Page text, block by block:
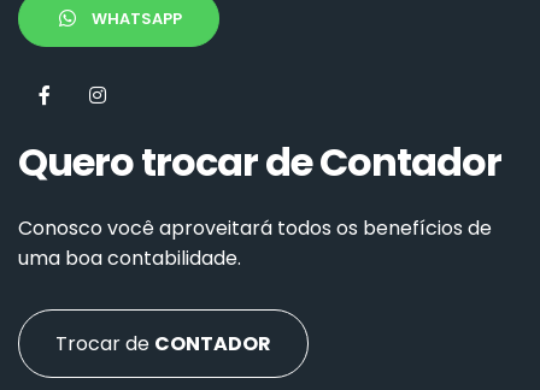
WHATSAPP
Quero trocar de Contador
Conosco você aproveitará todos os benefícios de
uma boa contabilidade.
Trocar de CONTADOR